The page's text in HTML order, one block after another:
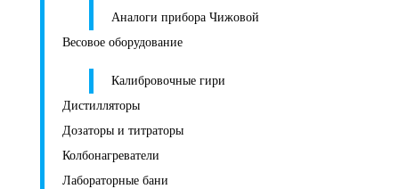
Аналоги прибора Чижовой
Весовое оборудование
Калибровочные гири
Дистилляторы
Дозаторы и титраторы
Колбонагреватели
Лабораторные бани